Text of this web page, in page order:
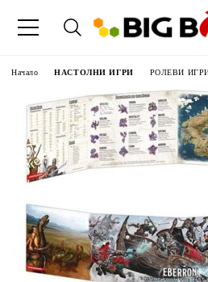
Начало НАСТОЛНИ ИГРИ РОЛЕВИ